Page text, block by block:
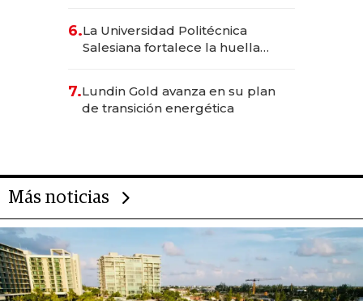
6.La Universidad Politécnica
Salesiana fortalece la huella
7.Lundin Gold avanza en su plan
de transición energética
Más noticias